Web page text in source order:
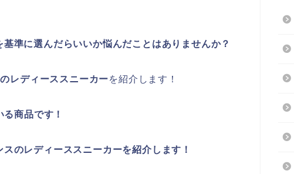
準に選んだらいいか悩んだことはありませんか？
レディーススニーカーを紹介します！
商品です！
のレディーススニーカーを紹介します！